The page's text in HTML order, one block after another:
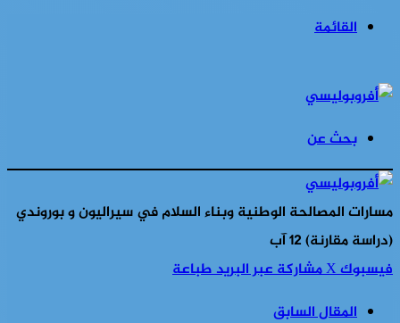
القائمة
بحث عن
مسارات المصالحة الوطنية وبناء السلام في سيراليون و بوروندي
(دراسة مقارنة) ‏12‏ آب
فيسبوك‫Xمشاركة عبر البريدطباعة
المقال السابق